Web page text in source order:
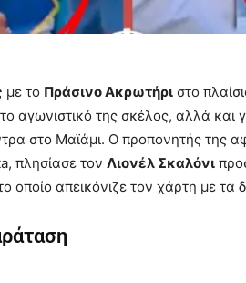
με το Πράσινο Ακρωτήρι στο
αγωνιστικό της σκέλος, αλλά και
στο Μαϊάμι. Ο προπονητής της
πλησίασε τον Λιονέλ Σκαλόνι
οποίο απεικόνιζε τον χάρτη με τα